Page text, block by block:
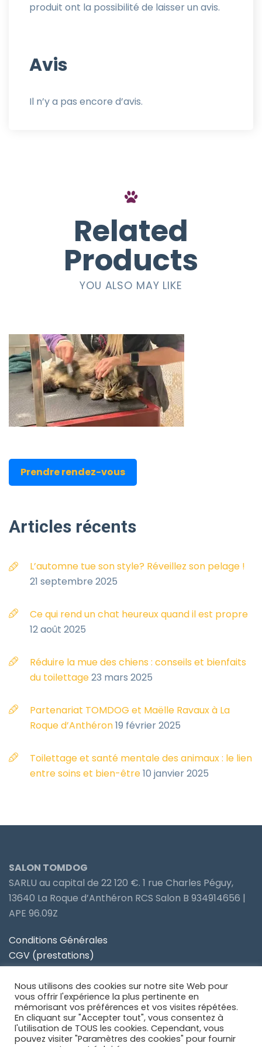
Avis
Il n’y a pas encore d’avis.
produit ont la possibilité de laisser un avis.
Related
Products
YOU ALSO MAY LIKE
Prendre rendez-vous
Articles récents
L’automne tue son style? Réveillez son pelage !
21 septembre 2025
Ce qui rend un chat heureux quand il est propre
12 août 2025
Réduire la mue des chiens : conseils et bienfaits
du toilettage23 mars 2025
Partenariat TOMDOG et Maëlle Ravaux à La
Roque d’Anthéron19 février 2025
Toilettage et santé mentale des animaux : le lien
entre soins et bien-être10 janvier 2025
SALON TOMDOG
SARLU au capital de 22 120 €. 1 rue Charles Péguy,
13640 La Roque d’Anthéron RCS Salon B 934914656 |
APE 96.09Z
Conditions Générales
CGV (prestations)
Politique de confidentialité
Site partenaire Toiletteur Nos Avis
Site partenaire Anidom
Nous utilisons des cookies sur notre site Web pour
vous offrir l'expérience la plus pertinente en
mémorisant vos préférences et vos visites répétées.
En cliquant sur "Accepter tout", vous consentez à
l'utilisation de TOUS les cookies. Cependant, vous
pouvez visiter "Paramètres des cookies" pour fournir